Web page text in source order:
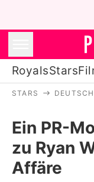
RoyalsStars
STARS
Ein PR-
zu Ryan
Affäre